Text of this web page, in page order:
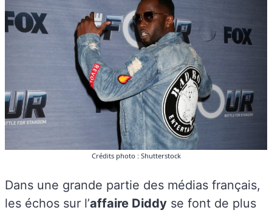
Crédits photo : Shutterstock
Dans une grande partie des médias français,
les échos sur l’affaire Diddy se font de plus